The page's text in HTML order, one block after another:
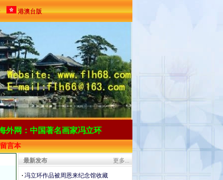
港澳台版
外网：中国著名画家冯立环
留言本
更多...
最新发布
· 冯立环作品被周恩来纪念馆收藏